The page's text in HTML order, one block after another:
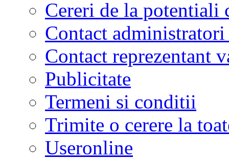
Cereri de la potentiali
Contact
Contact reprezentant
Publicitate
Termeni si conditii
Trimite o cerere la
Useronline